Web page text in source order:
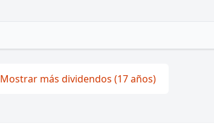
Mostrar más dividendos (17 años)